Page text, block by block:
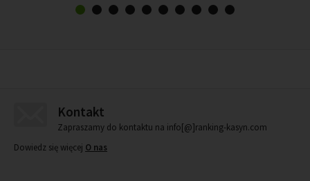
Kontakt
Zapraszamy do kontaktu na info[@]ranking-kasyn.com
Dowiedz się więcej O nas